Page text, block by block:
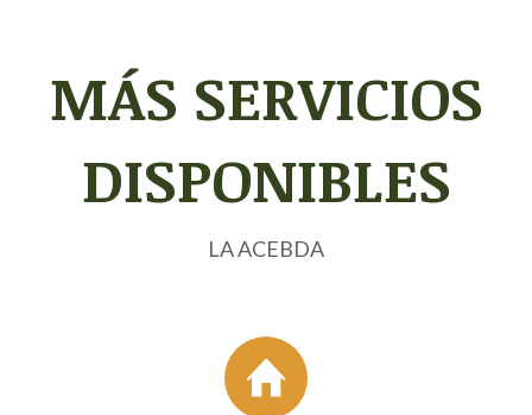
MÁS SERVICIOS
DISPONIBLES
LA ACEBDA